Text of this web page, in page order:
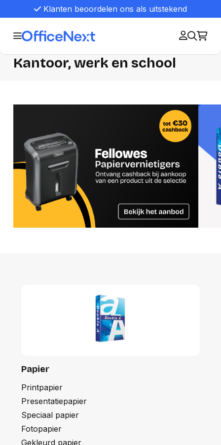
Klanten beoordelen ons als uitstekend
Kantoor, werk en school
Papier
Printpapier
Presentatiepapier
Speciaal papier
Fotopapier
Gekleurd papier